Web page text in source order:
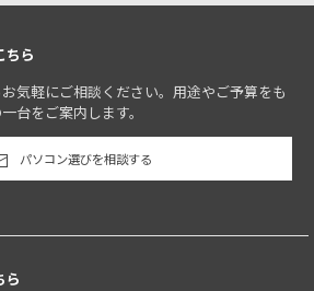
ちら
気軽にご相談ください。用途やご予算をも
台をご案内します。
パソコン選びを相談する
ら